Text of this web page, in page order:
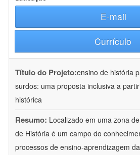
E-mail
Currículo
Título do Projeto:ensino de história
surdos: uma proposta inclusiva a
histórica
Resumo: Localizado em uma zona
de História é um campo do
processos de ensino-aprendizagem